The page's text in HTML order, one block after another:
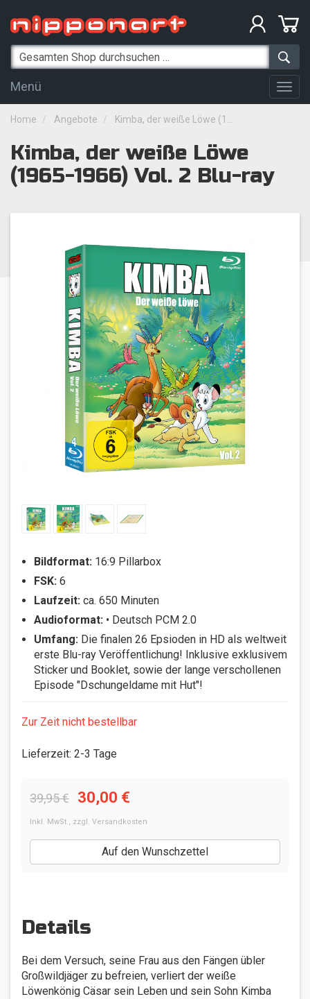
Menü
Home Angebote Kimba, der weiße Löwe (1...
Kimba, der weiße Löwe
(1965-1966) Vol. 2 Blu-ray
Bildformat: 16:9 Pillarbox
FSK: 6
Laufzeit: ca. 650 Minuten
Audioformat: • Deutsch PCM 2.0
Umfang: Die finalen 26 Epsioden in HD als weltweit
erste Blu-ray Veröffentlichung! Inklusive exklusivem
Sticker und Booklet, sowie der lange verschollenen
Episode "Dschungeldame mit Hut"!
Zur Zeit nicht bestellbar
Lieferzeit: 2-3 Tage
39,95 € 30,00 €
Inkl. MwSt., zzgl. Versandkosten
Auf den Wunschzettel
Details
Bei dem Versuch, seine Frau aus den Fängen übler
Großwildjäger zu befreien, verliert der weiße
Löwenkönig Cäsar sein Leben und sein Sohn Kimba